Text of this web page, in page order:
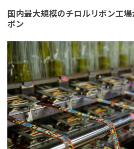
国内最大規模のチロルリボン工
ボン